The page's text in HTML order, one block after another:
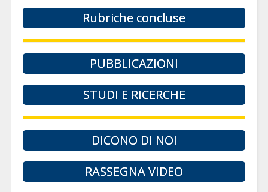
Rubriche concluse
PUBBLICAZIONI
STUDI E RICERCHE
DICONO DI NOI
RASSEGNA VIDEO